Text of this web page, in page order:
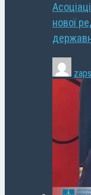
нової